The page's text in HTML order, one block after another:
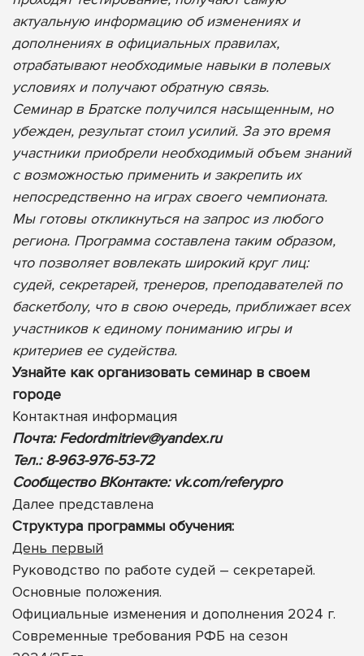
актуальную информацию об изменениях и
дополнениях в официальных правилах,
отрабатывают необходимые навыки в полевых
условиях и получают обратную связь.
Семинар в Братске получился насыщенным, но
убежден, результат стоил усилий. За это время
участники приобрели необходимый объем знаний
с возможностью применить и закрепить их
непосредственно на играх своего чемпионата.
Мы готовы откликнуться на запрос из любого
региона. Программа составлена таким образом,
что позволяет вовлекать широкий круг лиц:
судей, секретарей, тренеров, преподавателей по
баскетболу, что в свою очередь, приближает всех
участников к единому пониманию игры и
критериев ее судейства.
Узнайте как организовать семинар в своем
городе
Контактная информация
Почта:Fedordmitriev@yandex.ru
Тел.: 8-963-976-53-72
Сообщество ВКонтакте: vk.com/referypro
Далее представлена
Cтруктура программы обучения:
День первый
Руководство по работе судей – секретарей.
Основные положения.
Официальные изменения и дополнения 2024 г.
Современные требования РФБ на сезон